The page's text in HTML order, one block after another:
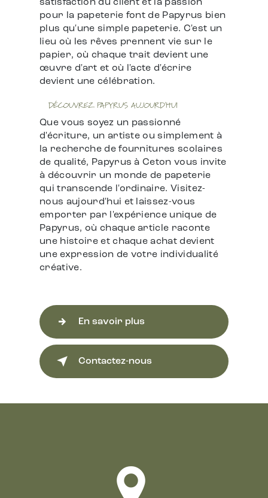
satisfaction du client et la passion
pour la papeterie font de Papyrus bien
plus qu'une simple papeterie. C'est un
lieu où les rêves prennent vie sur le
papier, où chaque trait devient une
œuvre d'art et où l'acte d'écrire
devient une célébration.
DÉCOUVREZ PAPYRUS AUJOURD'HUI
Que vous soyez un passionné
d'écriture, un artiste ou simplement à
la recherche de fournitures scolaires
de qualité, Papyrus à Ceton vous invite
à découvrir un monde de papeterie
qui transcende l'ordinaire. Visitez-
nous aujourd'hui et laissez-vous
emporter par l'expérience unique de
Papyrus, où chaque article raconte
une histoire et chaque achat devient
une expression de votre individualité
créative.
En savoir plus
Contactez-nous